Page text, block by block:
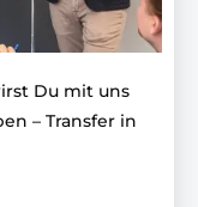
Du mit uns
– Transfer in